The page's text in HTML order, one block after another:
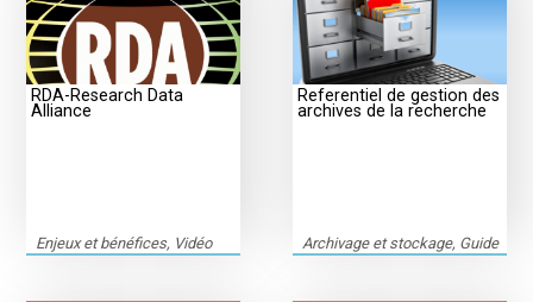
RDA-Research Data
Alliance
Enjeux et bénéfices, Vidéo
Referentiel de gestion des
archives de la recherche
Archivage et stockage, Guide